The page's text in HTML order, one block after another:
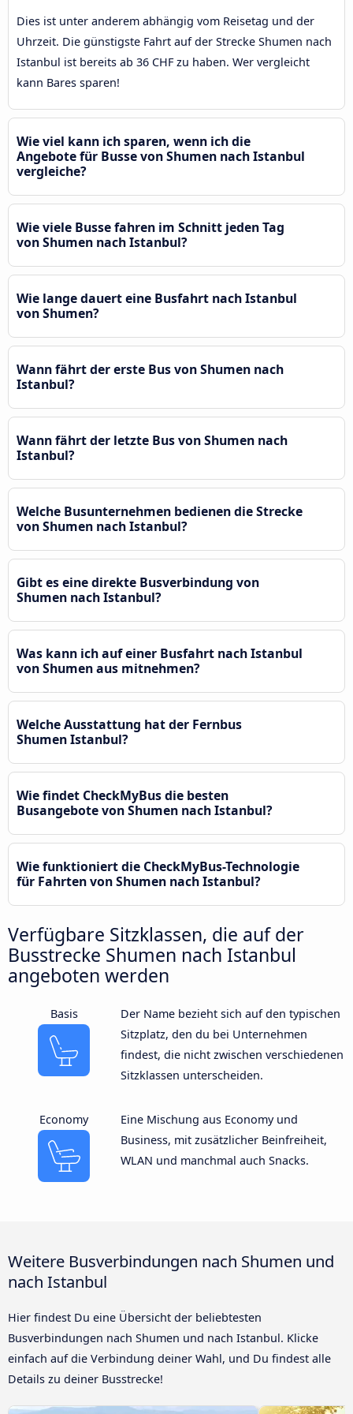
Dies ist unter anderem abhängig vom Reisetag und der
Uhrzeit. Die günstigste Fahrt auf der Strecke Shumen nach
Istanbul ist bereits ab 36 CHF zu haben. Wer vergleicht
kann Bares sparen!
Wie viel kann ich sparen, wenn ich die
Angebote für Busse von Shumen nach Istanbul
vergleiche?
Wie viele Busse fahren im Schnitt jeden Tag
von Shumen nach Istanbul?
Wie lange dauert eine Busfahrt nach Istanbul
von Shumen?
Wann fährt der erste Bus von Shumen nach
Istanbul?
Wann fährt der letzte Bus von Shumen nach
Istanbul?
Welche Busunternehmen bedienen die Strecke
von Shumen nach Istanbul?
Gibt es eine direkte Busverbindung von
Shumen nach Istanbul?
Was kann ich auf einer Busfahrt nach Istanbul
von Shumen aus mitnehmen?
Welche Ausstattung hat der Fernbus
Shumen Istanbul?
Wie findet CheckMyBus die besten
Busangebote von Shumen nach Istanbul?
Wie funktioniert die CheckMyBus-Technologie
für Fahrten von Shumen nach Istanbul?
Verfügbare Sitzklassen, die auf der
Busstrecke Shumen nach Istanbul
angeboten werden
Basis
Der Name bezieht sich auf den typischen
Sitzplatz, den du bei Unternehmen
findest, die nicht zwischen verschiedenen
Sitzklassen unterscheiden.
Economy
Eine Mischung aus Economy und
Business, mit zusätzlicher Beinfreiheit,
WLAN und manchmal auch Snacks.
Weitere Busverbindungen nach Shumen und
nach Istanbul
Hier findest Du eine Übersicht der beliebtesten
Busverbindungen nach Shumen und nach Istanbul. Klicke
einfach auf die Verbindung deiner Wahl, und Du findest alle
Details zu deiner Busstrecke!